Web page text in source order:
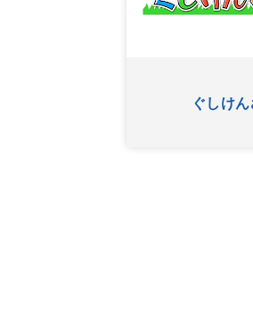
ぐしけ